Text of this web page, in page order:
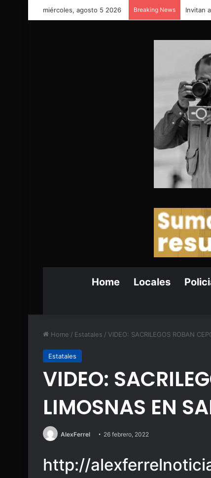
miércoles, agosto 5 2026 Breaking News Invitan
Home Locales
Home / Estatales / VIDEO: SACRILEGOS ROBAN
Estatales
VIDEO:
LIMOSNAS EN
AlexFerrel 26 febrero, 2022
http://